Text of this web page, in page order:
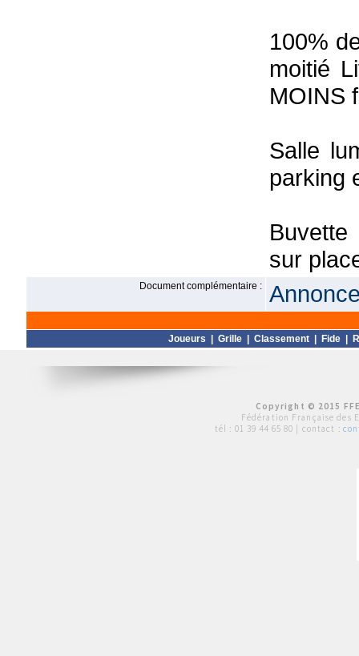
100%
moitié
MOINS
Salle
parking
sur
Document complémentaire :
Joueurs Grille| Classement| Fide|
Copyright © 2015
Fédération Française des
tél : 01 39 44 65 80 | contact :